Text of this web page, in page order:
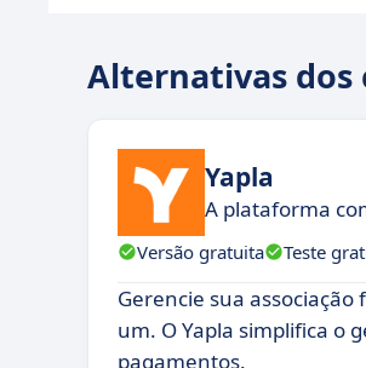
Alternativas dos
Yapla
A plataforma
Versão gratuita Teste
Gerencie sua
um. O Yapla simplifica o
pagamentos.